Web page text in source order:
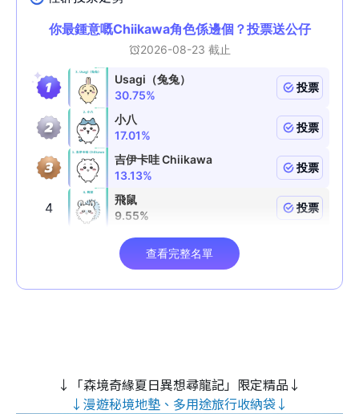
↓「森境奇緣夏日異想尋龍記」限定精品↓
↓漫遊秘境地墊、多用途旅行收納袋↓